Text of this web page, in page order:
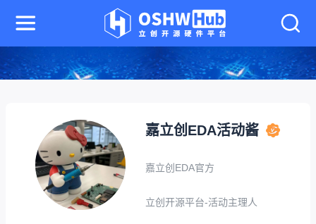
嘉立创EDA活动酱
嘉立创EDA官方
立创开源平台-活动主理人